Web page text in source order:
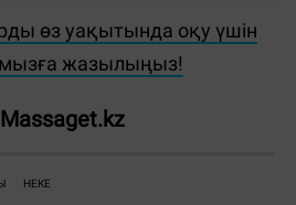
өз уақытында оқу үшін
жазылыңыз!
Massaget.kz
НЕКЕ